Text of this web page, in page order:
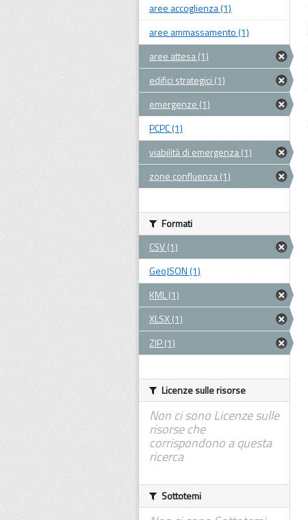
aree accoglienza (1)
aree ammassamento (1)
aree attesa (1)
edifici strategici (1)
emergenze (1)
PCPC (1)
viabilità di emergenza (1)
zone confluenza (1)
Formati
CSV (1)
GeoJSON (1)
KML (1)
XLSX (1)
ZIP (1)
Licenze sulle risorse
Non ci sono Licenze sulle
risorse che
corrispondono a questa
ricerca
Sottotemi